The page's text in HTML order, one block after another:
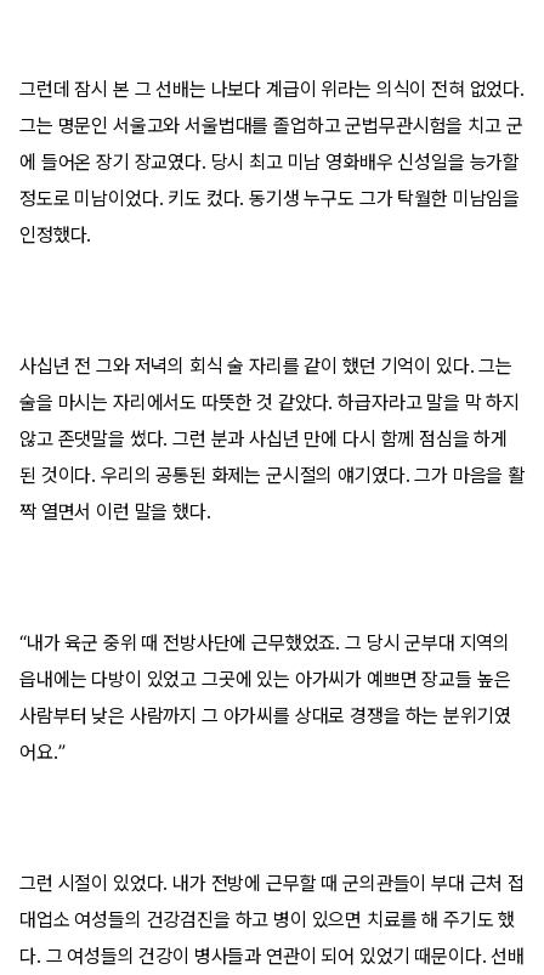
그런데 잠시 본 그 선배는 나보다 계급이 위라는 의식이 전혀 없었다.
그는 명문인 서울고와 서울법대를 졸업하고 군법무관시험을 치고 군
에 들어온 장기 장교였다. 당시 최고 미남 영화배우 신성일을 능가할
정도로 미남이었다. 키도 컸다. 동기생 누구도 그가 탁월한 미남임을
인정했다.
사십년 전 그와 저녁의 회식 술 자리를 같이 했던 기억이 있다. 그는
술을 마시는 자리에서도 따뜻한 것 같았다. 하급자라고 말을 막 하지
않고 존댓말을 썼다. 그런 분과 사십년 만에 다시 함께 점심을 하게
된 것이다. 우리의 공통된 화제는 군시절의 얘기였다. 그가 마음을 활
짝 열면서 이런 말을 했다.
“내가 육군 중위 때 전방사단에 근무했었죠. 그 당시 군부대 지역의
읍내에는 다방이 있었고 그곳에 있는 아가씨가 예쁘면 장교들 높은
사람부터 낮은 사람까지 그 아가씨를 상대로 경쟁을 하는 분위기였
어요.”
그런 시절이 있었다. 내가 전방에 근무할 때 군의관들이 부대 근처 접
대업소 여성들의 건강검진을 하고 병이 있으면 치료를 해 주기도 했
다. 그 여성들의 건강이 병사들과 연관이 되어 있었기 때문이다. 선배